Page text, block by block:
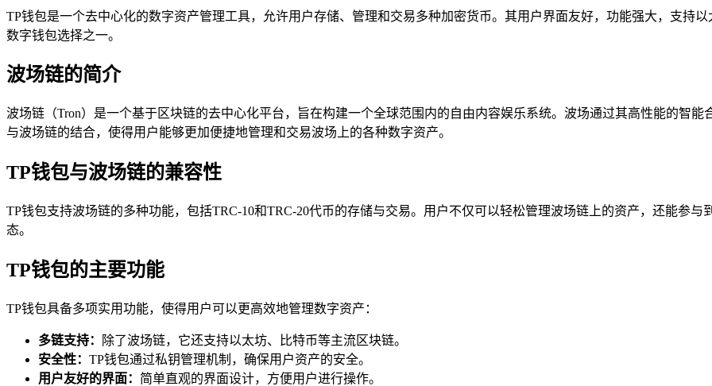
TP钱包是一个去中心化的数字资产管理工具，允许用户存储、管理和交易多种加密货币。其用户界面友好，功能强大，支持
数字钱包选择之一。
波场链的简介
波场链（Tron）是一个基于区块链的去中心化平台，旨在构建一个全球范围内的自由内容娱乐系统。波场通过其高性能的智
与波场链的结合，使得用户能够更加便捷地管理和交易波场上的各种数字资产。
TP钱包与波场链的兼容性
TP钱包支持波场链的多种功能，包括TRC-10和TRC-20代币的存储与交易。用户不仅可以轻松管理波场链上的资产，还能参与
态。
TP钱包的主要功能
TP钱包具备多项实用功能，使得用户可以更高效地管理数字资产：
多链支持：
除了波场链，它还支持以太坊、比特币等主流区块链。
安全性： TP钱包通过私钥管理机制，确保用户资产的安全。
用户友好的界面： 简单直观的界面设计，方便用户进行操作。